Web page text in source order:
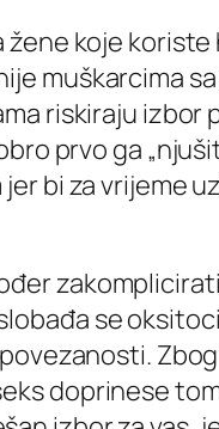
žene koje
muškarcima
riskiraju
prvo ga
bi za vrijeme
se
doprinese